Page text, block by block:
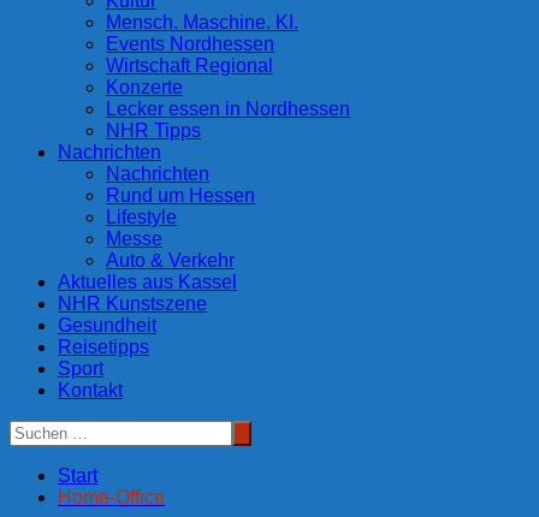
Mensch. Maschine. KI.
Events Nordhessen
Wirtschaft Regional
Konzerte
Lecker essen in Nordhessen
NHR Tipps
Nachrichten
Nachrichten
Rund um Hessen
Lifestyle
Messe
Auto & Verkehr
Aktuelles aus Kassel
NHR Kunstszene
Gesundheit
Reisetipps
Sport
Kontakt
Start
Home-Office